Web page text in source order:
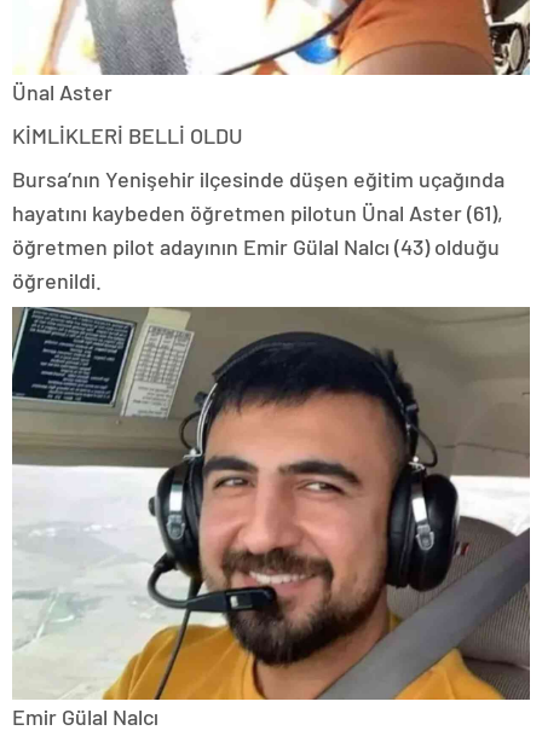
Ünal Aster
KİMLİKLERİ BELLİ OLDU
Bursa’nın Yenişehir ilçesinde düşen eğitim uçağında
hayatını kaybeden öğretmen pilotun Ünal Aster (61),
öğretmen pilot adayının Emir Gülal Nalcı (43) olduğu
öğrenildi.
Emir Gülal Nalcı